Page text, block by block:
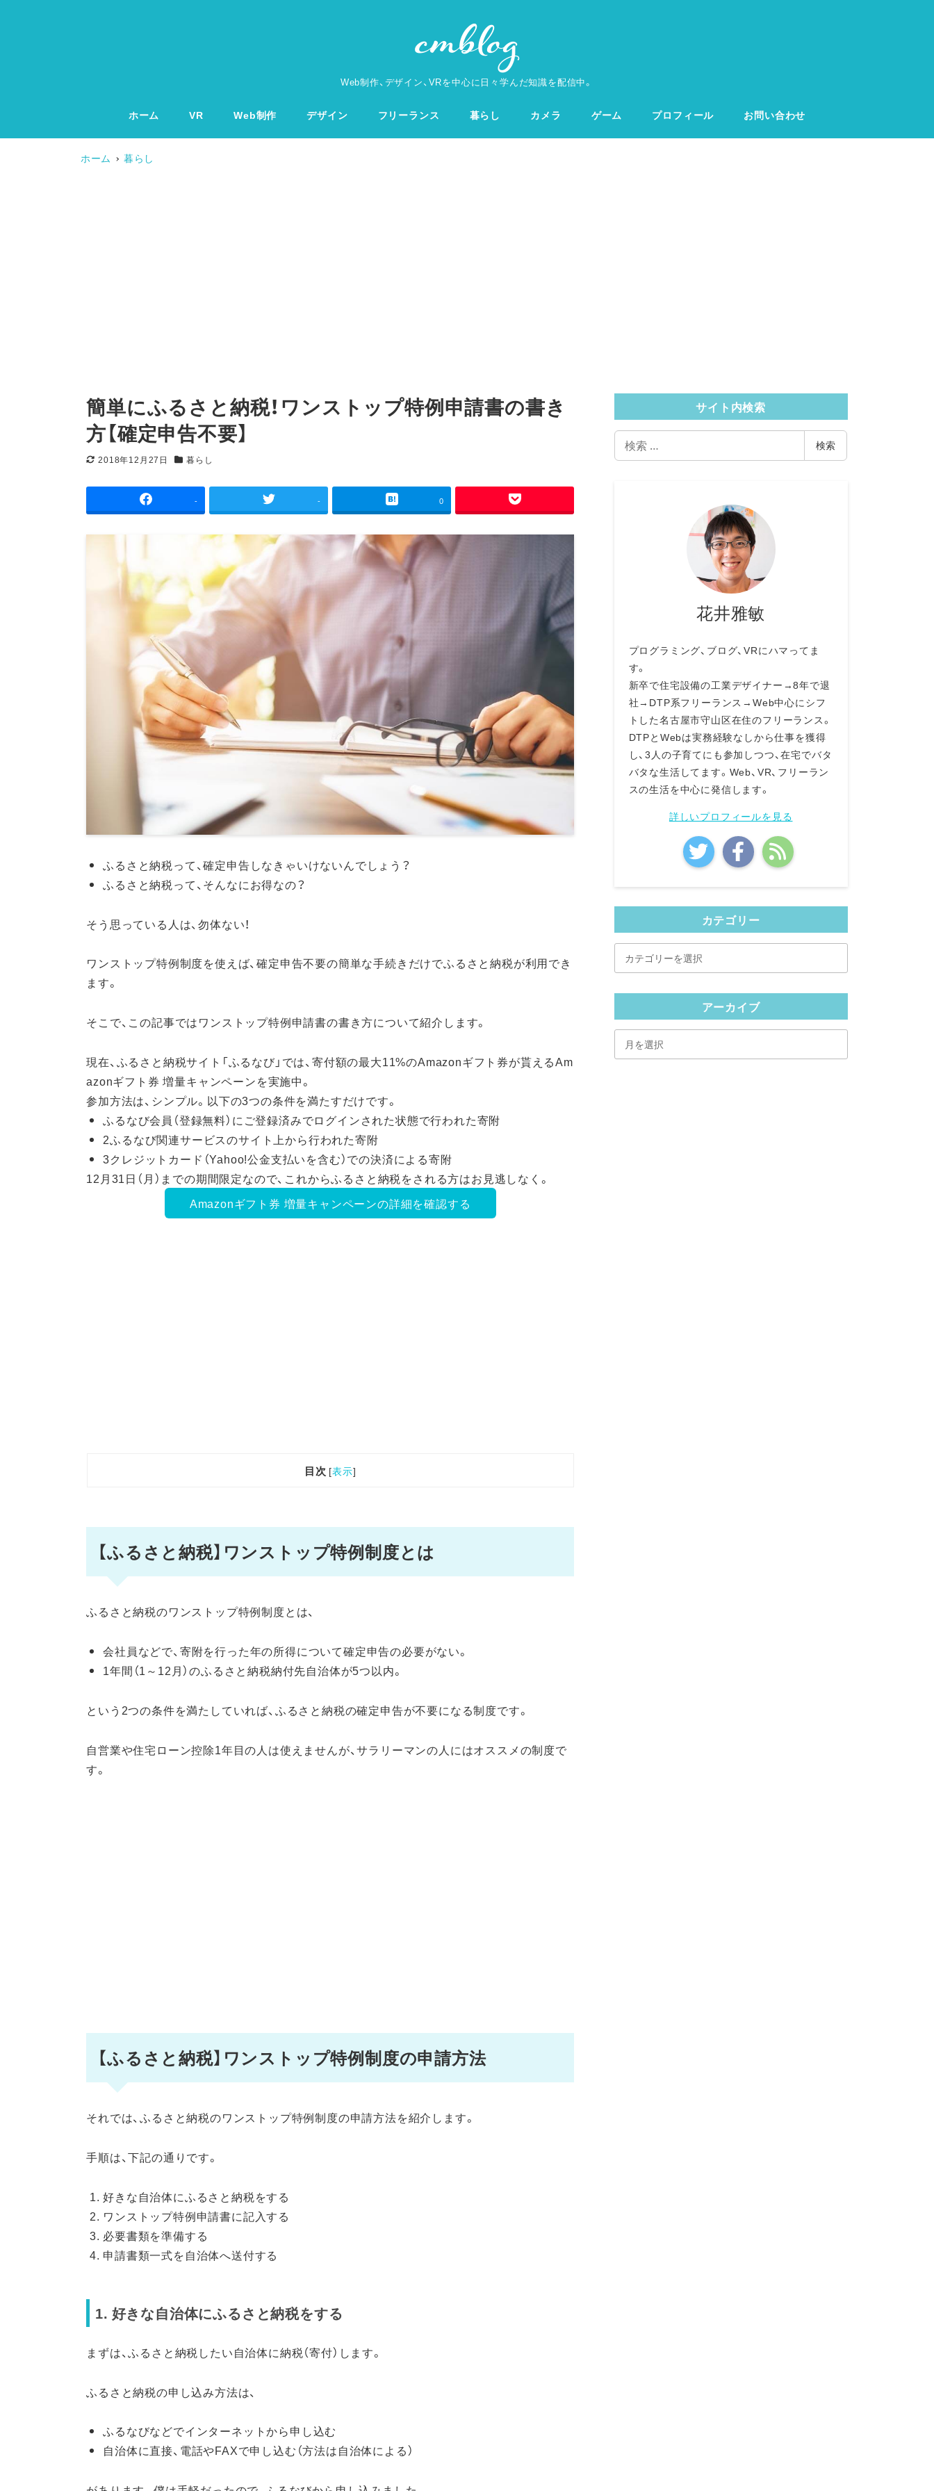
Web制作、デザイン、VRを中心に日々学んだ知識を配信中。
ホーム VR Web制作 デザイン フリーランス 暮らし カメラ ゲーム プロフィール お問い合わせ
ホーム 暮らし
簡単にふるさと納税！ワンストップ特例申請書の書き
方【確定申告不要】
更新日
2018年12月27日
カテゴリー
暮らし
- - 0
ふるさと納税って、確定申告しなきゃいけないんでしょう？
ふるさと納税って、そんなにお得なの？
そう思っている人は、勿体ない！
ワンストップ特例制度を使えば、確定申告不要の簡単な手続きだけでふるさと納税が利用でき
ます。
そこで、この記事ではワンストップ特例申請書の書き方について紹介します。
現在、ふるさと納税サイト「ふるなび」では、寄付額の最大11%のAmazonギフト券が貰えるAm
azonギフト券 増量キャンペーンを実施中。
参加方法は、シンプル。以下の3つの条件を満たすだけです。
ふるなび会員（登録無料）にご登録済みでログインされた状態で行われた寄附
2ふるなび関連サービスのサイト上から行われた寄附
3クレジットカード（Yahoo!公金支払いを含む）での決済による寄附
12月31日（月）までの期間限定なので、これからふるさと納税をされる方はお見逃しなく。
Amazonギフト券 増量キャンペーンの詳細を確認する
目次 [表示]
【ふるさと納税】ワンストップ特例制度とは
ふるさと納税のワンストップ特例制度とは、
会社員などで、寄附を行った年の所得について確定申告の必要がない。
1年間（1～12月）のふるさと納税納付先自治体が5つ以内。
という2つの条件を満たしていれば、ふるさと納税の確定申告が不要になる制度です。
自営業や住宅ローン控除1年目の人は使えませんが、サラリーマンの人にはオススメの制度で
す。
【ふるさと納税】ワンストップ特例制度の申請方法
それでは、ふるさと納税のワンストップ特例制度の申請方法を紹介します。
手順は、下記の通りです。
好きな自治体にふるさと納税をする
ワンストップ特例申請書に記入する
必要書類を準備する
申請書類一式を自治体へ送付する
1. 好きな自治体にふるさと納税をする
まずは、ふるさと納税したい自治体に納税（寄付）します。
ふるさと納税の申し込み方法は、
ふるなびなどでインターネットから申し込む
自治体に直接、電話やFAXで申し込む（方法は自治体による）
サイト内検索
検
索
検索
花井雅敏
プログラミング、ブログ、VRにハマってま
す。
新卒で住宅設備の工業デザイナー→8年で退
社→DTP系フリーランス→Web中心にシフ
トした名古屋市守山区在住のフリーランス。
DTPとWebは実務経験なしから仕事を獲得
し、3人の子育てにも参加しつつ、在宅でバタ
バタな生活してます。Web、VR、フリーラン
スの生活を中心に発信します。
詳しいプロフィールを見る
カテゴリー
テ
ー
アーカイブ
ー